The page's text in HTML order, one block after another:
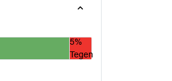
5%
Tegen